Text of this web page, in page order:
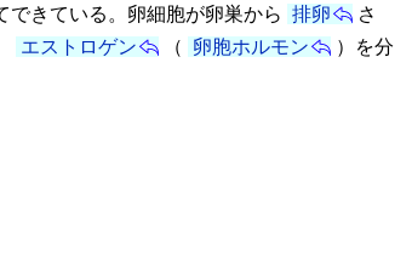
できている。卵細胞が卵巣から 排卵
さ
エストロゲン （ 卵胞ホルモン
）を分